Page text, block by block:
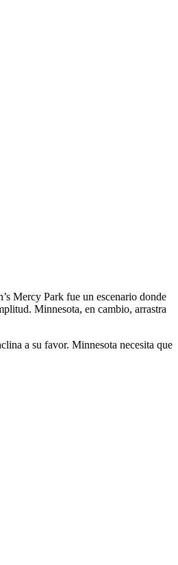
Mercy Park fue un escenario donde
Minnesota, en cambio, arrastra
a su favor. Minnesota necesita que